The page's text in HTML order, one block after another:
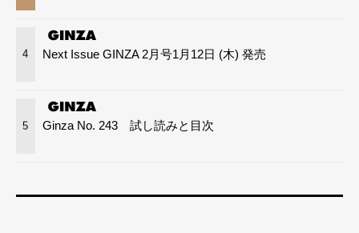
4 Next Issue GINZA 2月号1月12日 (木) 発売
5 Ginza No. 243 試し読みと目次